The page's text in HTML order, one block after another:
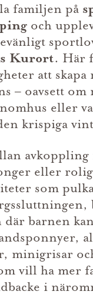
familjen på
och
Kurort. Här
att
– oavsett
eller
krispiga
avkoppling
eller
som
barnen
minigrisar
vill ha mer
i